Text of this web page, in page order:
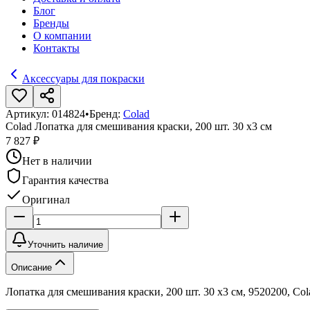
Блог
Бренды
О компании
Контакты
Аксессуары для покраски
Артикул: 014824•Бренд: Colad
Colad Лопатка для смешивания краски, 200 шт. 30 х3 см
7 827 ₽
Нет в наличии
Гарантия качества
Оригинал
Уточнить наличие
Описание
Лопатка для смешивания краски, 200 шт. 30 х3 см, 9520200,